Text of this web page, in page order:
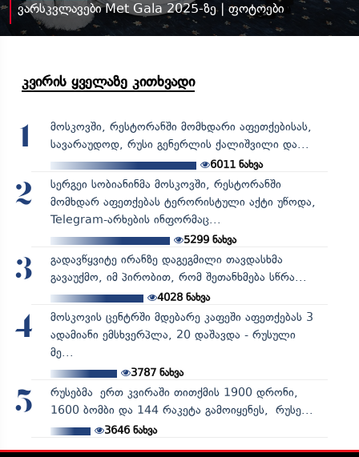
ვარსკვლავები Met Gala 2025-ზე | ფოტოები
კვირის ყველაზე კითხვადი
1
მოსკოვში, რესტორანში მომხდარი აფეთქებისას,
სავარაუდოდ, რუსი გენერლის ქალიშვილი და...
6011 ნახვა
2
სერგეი სობიანინმა მოსკოვში, რესტორანში
მომხდარ აფეთქებას ტერორისტული აქტი უწოდა,
Telegram-არხების ინფორმაც...
5299ნახვა
3
გადავწყვიტე ირანზე დაგეგმილი თავდასხმა
გავაუქმო, იმ პირობით, რომ შეთანხმება სწრა...
4028ნახვა
4
მოსკოვის ცენტრში მდებარე კაფეში აფეთქებას 3
ადამიანი ემსხვერპლა, 20 დაშავდა - რუსული
მე...
3787ნახვა
5
რუსებმა ერთ კვირაში თითქმის 1900 დრონი,
1600 ბომბი და 144 რაკეტა გამოიყენეს, რუსე...
3646ნახვა